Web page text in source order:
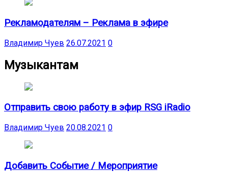
Рекламодателям – Реклама в эфире
Владимир Чуев 26.07.2021 0
Музыкантам
Отправить свою работу в эфир RSG iRadio
Владимир Чуев 20.08.2021 0
Добавить Событие / Мероприятие